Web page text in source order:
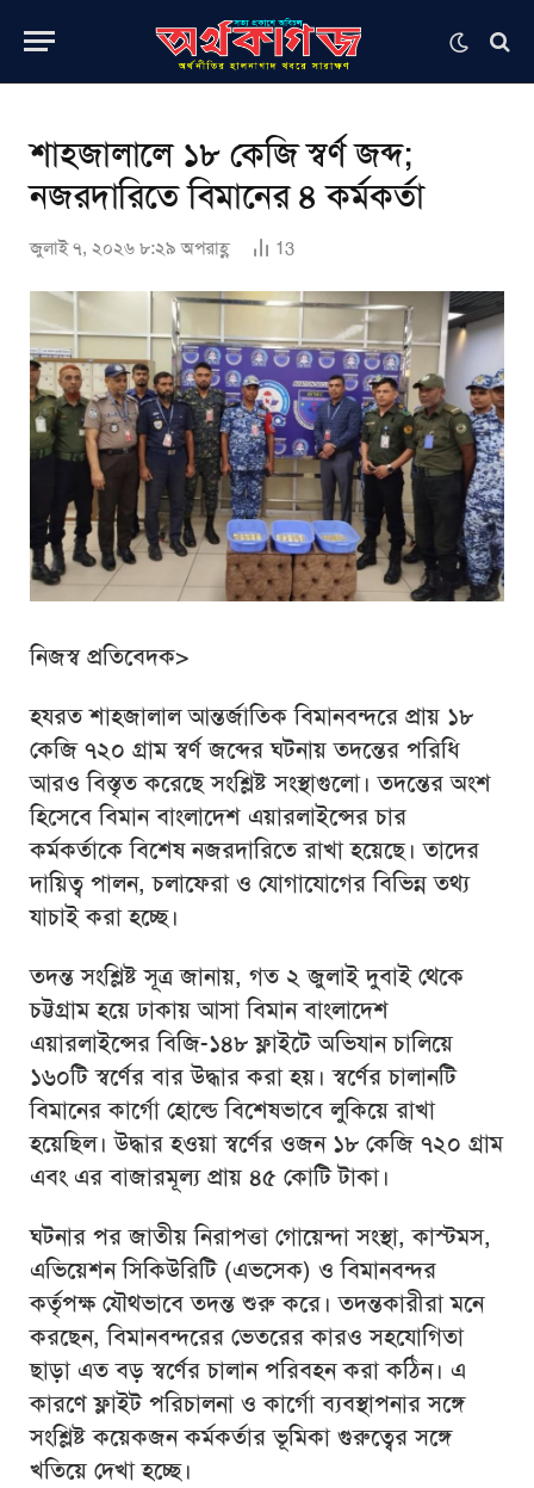
শাহজালালে ১৮ কেজি স্বর্ণ জব্দ;
নজরদারিতে বিমানের ৪ কর্মকর্তা
জুলাই ৭, ২০২৬ ৮:২৯ অপরাহ্ণ 13
নিজস্ব প্রতিবেদক>
হযরত শাহজালাল আন্তর্জাতিক বিমানবন্দরে প্রায় ১৮
কেজি ৭২০ গ্রাম স্বর্ণ জব্দের ঘটনায় তদন্তের পরিধি
আরও বিস্তৃত করেছে সংশ্লিষ্ট সংস্থাগুলো। তদন্তের অংশ
হিসেবে বিমান বাংলাদেশ এয়ারলাইন্সের চার
কর্মকর্তাকে বিশেষ নজরদারিতে রাখা হয়েছে। তাদের
দায়িত্ব পালন, চলাফেরা ও যোগাযোগের বিভিন্ন তথ্য
যাচাই করা হচ্ছে।
তদন্ত সংশ্লিষ্ট সূত্র জানায়, গত ২ জুলাই দুবাই থেকে
চট্টগ্রাম হয়ে ঢাকায় আসা বিমান বাংলাদেশ
এয়ারলাইন্সের বিজি-১৪৮ ফ্লাইটে অভিযান চালিয়ে
১৬০টি স্বর্ণের বার উদ্ধার করা হয়। স্বর্ণের চালানটি
বিমানের কার্গো হোল্ডে বিশেষভাবে লুকিয়ে রাখা
হয়েছিল। উদ্ধার হওয়া স্বর্ণের ওজন ১৮ কেজি ৭২০ গ্রাম
এবং এর বাজারমূল্য প্রায় ৪৫ কোটি টাকা।
ঘটনার পর জাতীয় নিরাপত্তা গোয়েন্দা সংস্থা, কাস্টমস,
এভিয়েশন সিকিউরিটি (এভসেক) ও বিমানবন্দর
কর্তৃপক্ষ যৌথভাবে তদন্ত শুরু করে। তদন্তকারীরা মনে
করছেন, বিমানবন্দরের ভেতরের কারও সহযোগিতা
ছাড়া এত বড় স্বর্ণের চালান পরিবহন করা কঠিন। এ
কারণে ফ্লাইট পরিচালনা ও কার্গো ব্যবস্থাপনার সঙ্গে
সংশ্লিষ্ট কয়েকজন কর্মকর্তার ভূমিকা গুরুত্বের সঙ্গে
খতিয়ে দেখা হচ্ছে।